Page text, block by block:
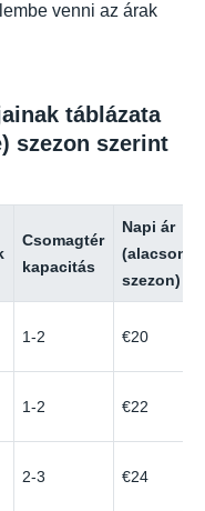
venni az árak
táblázata
szezon szerint
Csomagtér
kapacitás
Napi ár
(alacsony
szezon)
1-2 €20
1-2 €22
2-3 €24